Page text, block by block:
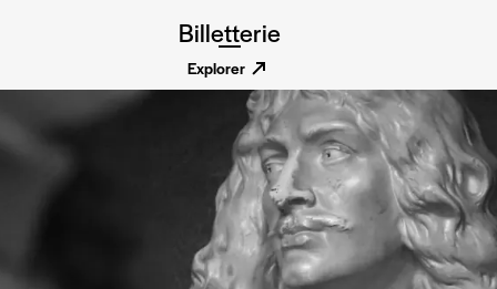
Billetterie
Explorer